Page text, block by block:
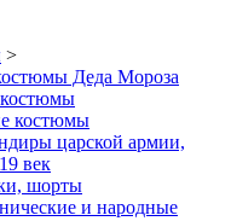
>
Деда Мороза
костюмы
царской армии,
век
шорты
и народные